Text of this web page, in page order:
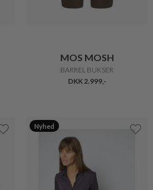
MOS MOSH
BARREL BUKSER
DKK 2.999,-
Nyhed